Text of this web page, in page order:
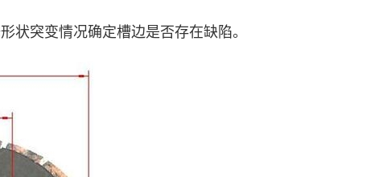
状突变情况确定槽边是否存在缺陷。